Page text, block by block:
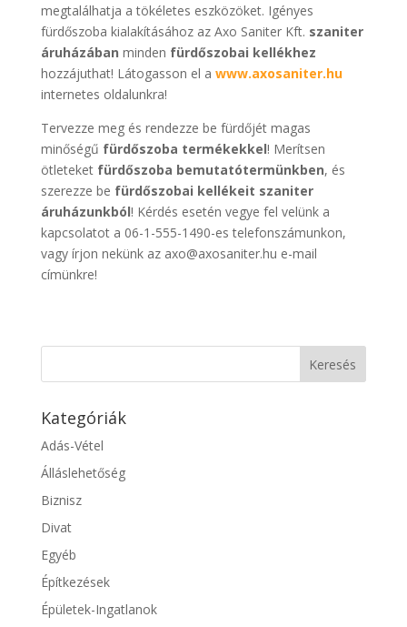
megtalálhatja a tökéletes eszközöket. Igényes
fürdőszoba kialakításához az Axo Saniter Kft. szaniter
áruházában minden fürdőszobai kellékhez
hozzájuthat! Látogasson el a www.axosaniter.hu
internetes oldalunkra!
Tervezze meg és rendezze be fürdőjét magas
minőségű fürdőszoba termékekkel! Merítsen
ötleteket fürdőszoba bemutatótermünkben, és
szerezze be fürdőszobai kellékeit szaniter
áruházunkból! Kérdés esetén vegye fel velünk a
kapcsolatot a 06-1-555-1490-es telefonszámunkon,
vagy írjon nekünk az axo@axosaniter.hu e-mail
címünkre!
Kategóriák
Adás-Vétel
Álláslehetőség
Biznisz
Divat
Egyéb
Építkezések
Épületek-Ingatlanok